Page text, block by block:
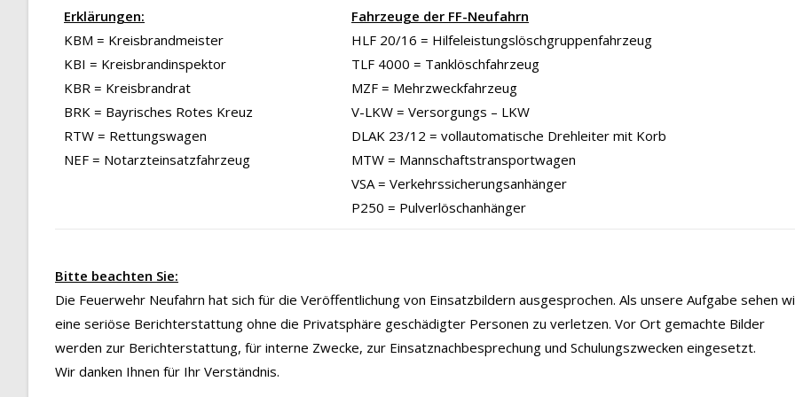
Erklärungen:
KBM = Kreisbrandmeister
KBI = Kreisbrandinspektor
KBR = Kreisbrandrat
BRK = Bayrisches Rotes Kreuz
RTW = Rettungswagen
NEF = Notarzteinsatzfahrzeug
Fahrzeuge der FF-Neufahrn
HLF 20/16 = Hilfeleistungslöschgruppenfahrzeug
TLF 4000 = Tanklöschfahrzeug
MZF = Mehrzweckfahrzeug
V-LKW = Versorgungs – LKW
DLAK 23/12 = vollautomatische Drehleiter mit Korb
MTW = Mannschaftstransportwagen
VSA = Verkehrssicherungsanhänger
P250 = Pulverlöschanhänger
Bitte beachten Sie:
Die Feuerwehr Neufahrn hat sich für die Veröffentlichung von Einsatzbildern ausgesprochen. Als unsere Aufgabe sehen
eine seriöse Berichterstattung ohne die Privatsphäre geschädigter Personen zu verletzen. Vor Ort gemachte Bilder
werden zur Berichterstattung, für interne Zwecke, zur Einsatznachbesprechung und Schulungszwecken eingesetzt.
Wir danken Ihnen für Ihr Verständnis.